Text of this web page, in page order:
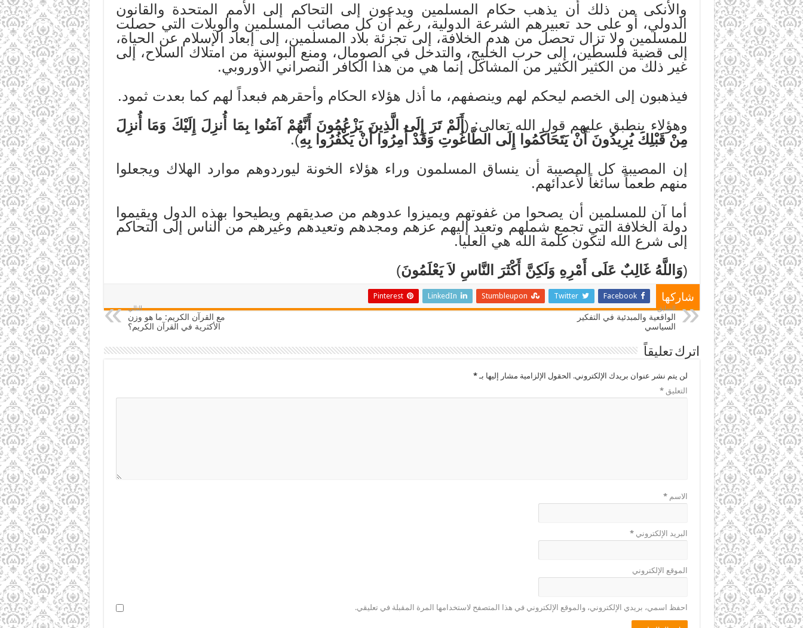
والأنكى من ذلك أن يذهب حكام المسلمين ويدعون إلى التحاكم إلى الأمم المتحدة والقانون
الدولي، أو على حد تعبيرهم الشرعة الدولية، رغم أن كل مصائب المسلمين والويلات التي حصلت
للمسلمين ولا تزال تحصل من هدم الخلافة، إلى تجزئة بلاد المسلمين، إلى إبعاد الإسلام عن الحياة،
إلى قضية فلسطين، إلى حرب الخليج، والتدخل في الصومال، ومنع البوسنة من امتلاك السلاح، إلى
غير ذلك من الكثير الكثير من المشاكل إنما هي من هذا الكافر النصراني الأوروبي.
فيذهبون إلى الخصم ليحكم لهم وينصفهم، ما أذل هؤلاء الحكام وأحقرهم فبعداً لهم كما بعدت ثمود.
وهؤلاء ينطبق عليهم قول الله تعالى: (أَلَمْ تَرَ إِلَى الَّذِينَ يَزْعُمُونَ أَنَّهُمْ آمَنُوا بِمَا أُنزِلَ إِلَيْكَ وَمَا أُنزِلَ
مِنْ قَبْلِكَ يُرِيدُونَ أَنْ يَتَحَاكَمُوا إِلَى الطَّاغُوتِ وَقَدْ أُمِرُوا أَنْ يَكْفُرُوا بِهِ).
إن المصيبة كل المصيبة أن ينساق المسلمون وراء هؤلاء الخونة ليوردوهم موارد الهلاك ويجعلوا
منهم طعماً سائغاً لأعدائهم.
أما آن للمسلمين أن يصحوا من غفوتهم ويميزوا عدوهم من صديقهم ويطيحوا بهذه الدول ويقيموا
دولة الخلافة التي تجمع شملهم وتعيد إليهم عزهم ومجدهم وتعيدهم وغيرهم من الناس إلى التحاكم
إلى شرع الله لتكون كلمة الله هي العليا.
(وَاللَّهُ غَالِبٌ عَلَى أَمْرِهِ وَلَكِنَّ أَكْثَرَ النَّاسِ لاَ يَعْلَمُونَ)
شاركها Facebook
Twitter
Stumbleupon
LinkedIn
Pinterest
السابق
الواقعية والمبدئية في التفكير
السياسي
التالي
مع القرآن الكريم: ما هو وزن
الأكثرية في القرآن الكريم؟
اترك تعليقاً
لن يتم نشر عنوان بريدك الإلكتروني. الحقول الإلزامية مشار إليها بـ*
التعليق*
الاسم*
البريد الإلكتروني*
الموقع الإلكتروني
احفظ اسمي، بريدي الإلكتروني، والموقع الإلكتروني في هذا المتصفح لاستخدامها المرة المقبلة في تعليقي.